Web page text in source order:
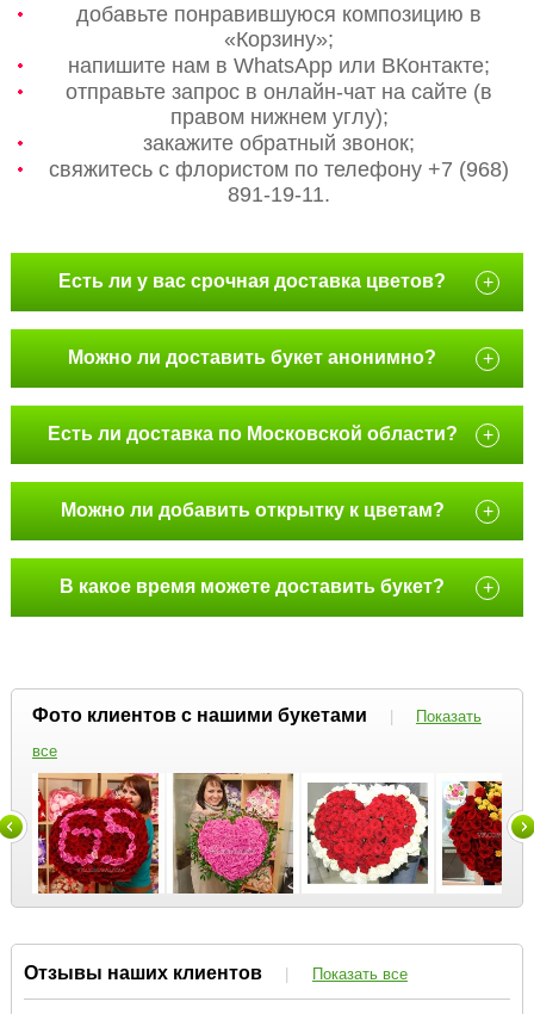
добавьте понравившуюся композицию в
«Корзину»;
напишите нам в WhatsApp или ВКонтакте;
отправьте запрос в онлайн-чат на сайте (в
правом нижнем углу);
закажите обратный звонок;
свяжитесь с флористом по телефону +7 (968)
891-19-11.
Есть ли у вас срочная доставка цветов? +
Можно ли доставить букет анонимно? +
Есть ли доставка по Московской области? +
Можно ли добавить открытку к цветам? +
В какое время можете доставить букет? +
Фото клиентов с нашими букетами |
Показать
все
Отзывы наших клиентов | Показать все